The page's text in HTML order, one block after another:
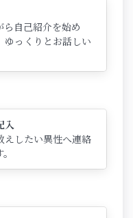
自己紹介を始め
ゆっくりとお話しい
入
えしたい異性へ連絡